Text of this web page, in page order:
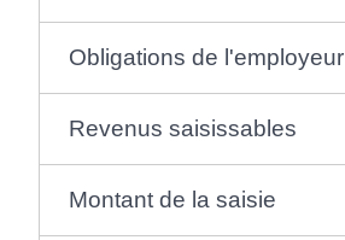
Obligations de l'employeur
Revenus saisissables
Montant de la saisie